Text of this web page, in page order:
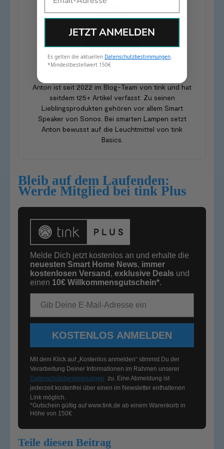
Anton ist seit 2022 im Blog-Team von tink und hat
seitdem 125+ Artikel verfasst. Zu seinen
Lieblingsprodukten gehören vor allem Smart
Speaker von Sonos. Bei smarten Lampen setzt
Anton bewusst auf die Leuchtmittel von tink
Basics.
Bleib auf dem Laufenden:
Werde Mitglied bei tink Plus
Melde Dich jetzt kostenlos an und erhalte die
neuesten Smart Home News, immer
kostenlosen Versand , exklusive Deals und
einen 10€ Willkommensgutschein*.
KOSTENLOS ANMELDEN
Mit dem Klick auf „Kostenlos anmelden“ stimmst Du der
Verarbeitung Deiner Informationen im Rahmen unserer
Datenschutzbestimmungen zu. Eine Abmeldung ist
jederzeit kostenfrei über einen im Newsletter enthaltenen
Link möglich.
*Gutschein gültig aufwww.tink.de ab einem Warenkorb in
Höhe von 150€
Teile diesen Beitrag
JETZT ANMELDEN
Es gelten die aktuellen Datenschutzbestimmungen.
*Mindestbestellwert 150€